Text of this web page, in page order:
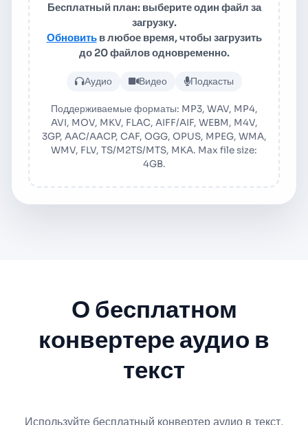
Бесплатный план: выберите один файл за
загрузку.
Обновитьв любое время, чтобы загрузить
до 20 файлов одновременно.
Загрузить аудио или
Аудио Видео Подкасты
Поддерживаемые форматы: MP3, WAV, MP4,
AVI, MOV, MKV, FLAC, AIFF/AIF, WEBM, M4V,
3GP, AAC/AACP, CAF, OGG, OPUS, MPEG, WMA,
WMV, FLV, TS/M2TS/MTS, MKA. Max file size:
4GB.
О бесплатном
конвертере аудио в
текст
Используйте бесплатный конвертер аудио в текст,